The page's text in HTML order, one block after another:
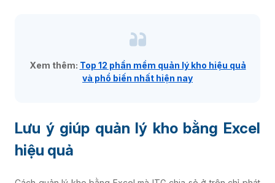
Xem thêm: Top 12 phần mềm quản lý kho hiệu quả
và phổ biến nhất hiện nay
Lưu ý giúp quản lý kho bằng Excel
hiệu quả